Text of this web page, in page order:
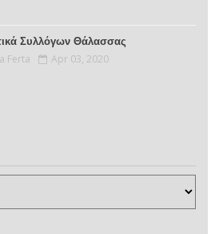
Συλλόγων Θάλασσας
Ferta Apr 03, 2020